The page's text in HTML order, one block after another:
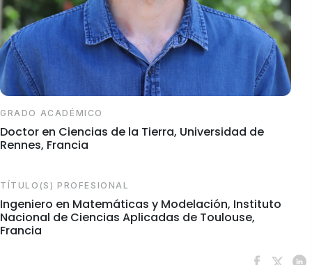
GRADO ACADÉMICO
Doctor en Ciencias de la Tierra, Universidad de
Rennes, Francia
TÍTULO(S) PROFESIONAL
Ingeniero en Matemáticas y Modelación, Instituto
Nacional de Ciencias Aplicadas de Toulouse,
Francia